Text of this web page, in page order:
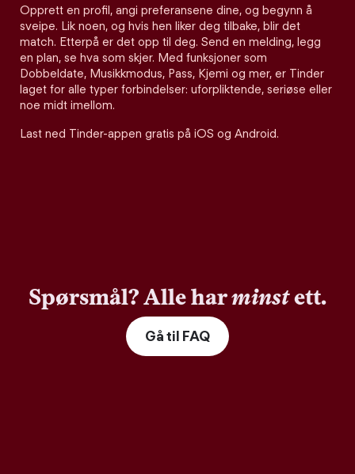
Opprett en profil, angi preferansene dine, og begynn å
sveipe. Lik noen, og hvis hen liker deg tilbake, blir det
match. Etterpå er det opp til deg. Send en melding, legg
en plan, se hva som skjer. Med funksjoner som
Dobbeldate, Musikkmodus, Pass, Kjemi og mer, er Tinder
laget for alle typer forbindelser: uforpliktende, seriøse eller
noe midt imellom.
Last ned Tinder-appen gratis på iOS og Android.
Spørsmål? Alle harminstett.
Gå til FAQ